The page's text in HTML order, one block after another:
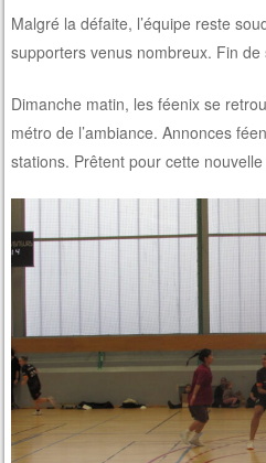
Malgré la défaite, l’équipe reste
supporters venus nombreux. Fin
Dimanche matin, les féenix se
métro de l’ambiance. Annonces
stations. Prêtent pour cette